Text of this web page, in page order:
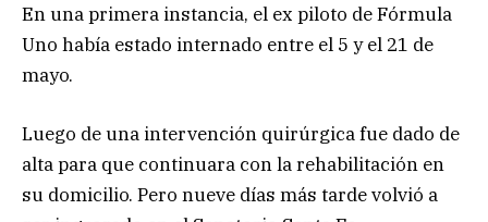
En una primera instancia, el ex piloto de Fórmula
Uno había estado internado entre el 5 y el 21 de
mayo.
Luego de una intervención quirúrgica fue dado de
alta para que continuara con la rehabilitación en
su domicilio. Pero nueve días más tarde volvió a